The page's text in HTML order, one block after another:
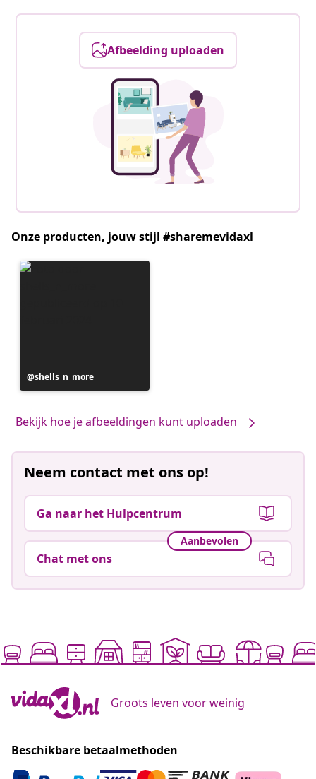
Afbeelding uploaden
Onze producten, jouw stijl #sharemevidaxl
Bericht
gepubliceerd
shells_n_more
Bekijk hoe je afbeeldingen kunt uploaden
Neem contact met ons op!
Ga naar het Hulpcentrum
Aanbevolen
Chat met ons
Groots leven voor weinig
Beschikbare betaalmethoden